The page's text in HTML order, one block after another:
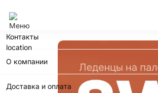
Контакты
О компании
Доставка и оплата